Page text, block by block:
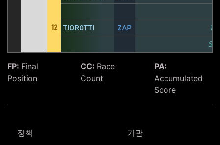
12 TIOROTTI ZAP 10
FP: Final
Position
CC: Race
Count
PA:
Accumulated
Score
정책 기관